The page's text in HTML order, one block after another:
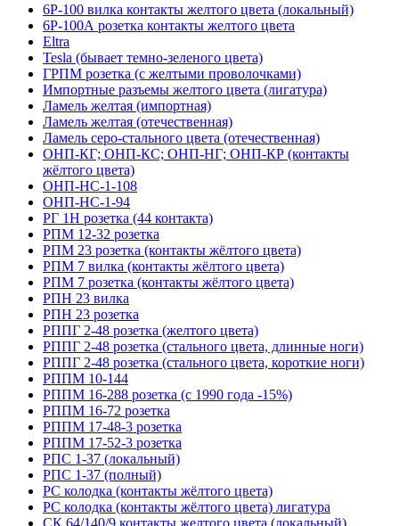
6Р-100 вилка контакты желтого цвета (локальный)
6Р-100А розетка контакты желтого цвета
Eltra
Tesla (бывает темно-зеленого цвета)
ГРПМ розетка (с желтыми проволочками)
Импортные разъемы желтого цвета (лигатура)
Ламель желтая (импортная)
Ламель желтая (отечественная)
Ламель серо-стального цвета (отечественная)
ОНП-КГ; ОНП-КС; ОНП-НГ; ОНП-КР (контакты
жёлтого цвета)
ОНП-НС-1-108
ОНП-НС-1-94
РГ 1Н розетка (44 контакта)
РПМ 12-32 розетка
РПМ 23 розетка (контакты жёлтого цвета)
РПМ 7 вилка (контакты жёлтого цвета)
РПМ 7 розетка (контакты жёлтого цвета)
РПН 23 вилка
РПН 23 розетка
РППГ 2-48 розетка (желтого цвета)
РППГ 2-48 розетка (стального цвета, длинные ноги)
РППГ 2-48 розетка (стального цвета, короткие ноги)
РППМ 10-144
РППМ 16-288 розетка (с 1990 года -15%)
РППМ 16-72 розетка
РППМ 17-48-3 розетка
РППМ 17-52-3 розетка
РПС 1-37 (локальный)
РПС 1-37 (полный)
РС колодка (контакты жёлтого цвета)
РС колодка (контакты жёлтого цвета) лигатура
СК 64/140/9 контакты желтого цвета (локальный)